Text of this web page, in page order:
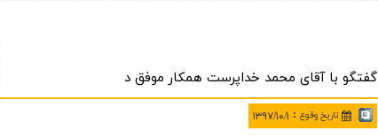
گفتگو با آقای محمد خداپرست همكار موفق د
تاريخ وقوع : ۱۳۹۷/۱۰/۱